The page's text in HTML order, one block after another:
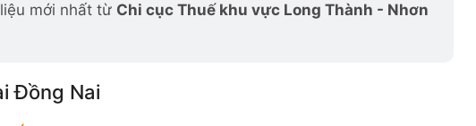
mới nhất từ Chi cục Thuế khu vực Long Thành - Nhơn
Đồng Nai